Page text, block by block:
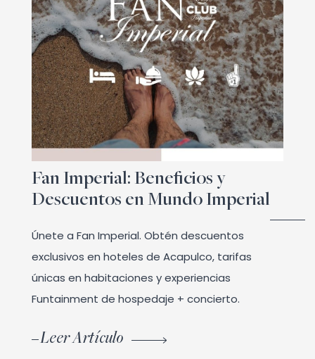
Fan Imperial: Beneficios y
Descuentos en Mundo Imperial
Únete a Fan Imperial. Obtén descuentos
exclusivos en hoteles de Acapulco, tarifas
únicas en habitaciones y experiencias
Funtainment de hospedaje + concierto.
Leer Artículo